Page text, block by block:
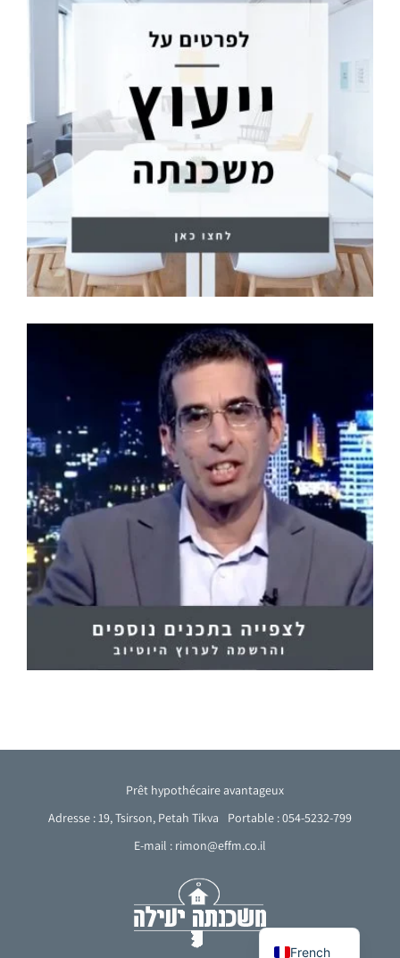
Prêt hypothécaire avantageux
Adresse : 19, Tsirson, Petah Tikva
Portable : 054-5232-799
E-mail : rimon@effm.co.il
French